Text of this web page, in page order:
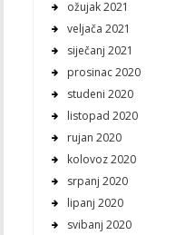
ožujak 2021
veljača 2021
siječanj 2021
prosinac 2020
studeni 2020
listopad 2020
rujan 2020
kolovoz 2020
srpanj 2020
lipanj 2020
svibanj 2020